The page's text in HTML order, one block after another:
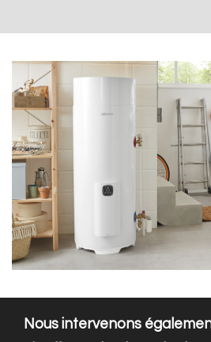
Nous intervenons